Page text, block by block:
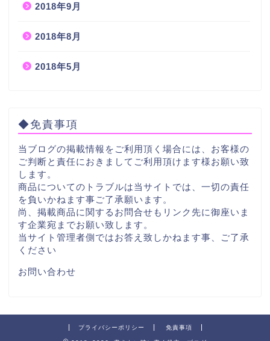
2018年9月
2018年8月
2018年5月
◆免責事項
当ブログの掲載情報をご利用頂く場合には、お客様の
ご判断と責任におきましてご利用頂けます様お願い致
します。
商品についてのトラブルは当サイトでは、一切の責任
を負いかねます事ご了承願います。
尚、掲載商品に関するお問合せもリンク先に御座いま
す企業宛までお願い致します。
当サイト管理者側ではお答え致しかねます事、ご了承
ください
お問い合わせ
プライバシーポリシー 免責事項